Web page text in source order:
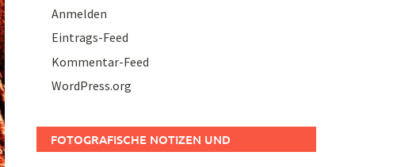
Anmelden
Eintrags-Feed
Kommentar-Feed
WordPress.org
FOTOGRAFISCHE NOTIZEN UND